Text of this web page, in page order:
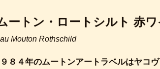
ートン・ロートシルト 赤
Mouton Rothschild
９８４年のムートンアートラベルはヤコ